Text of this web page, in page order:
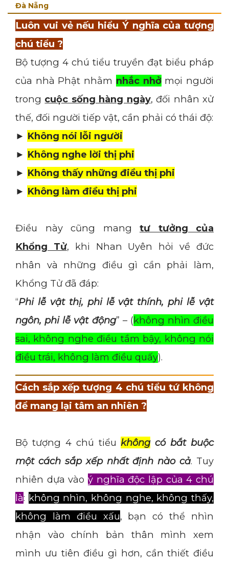
Đà Nẵng
Luôn vui vẻ nếu hiểu Ý nghĩa của tượng
chú tiểu ?
Bộ tượng 4 chú tiểu truyền đạt biểu pháp
của nhà Phật nhằm nhắc nhởmọi người
trong cuộc sống hàng ngày, đối nhân xử
thế, đối người tiếp vật, cần phải có thái độ:
► Không nói lỗi người
► Không nghe lời thị phi
► Không thấy những điều thị phi
► Không làm điều thị phi
Điều này cũng mang tư tưởng của
Khổng Tử, khi Nhan Uyên hỏi về đức
nhân và những điều gì cần phải làm,
Khổng Tử đã đáp:
“Phi lễ vật thị, phi lễ vật thính, phi lễ vật
ngôn, phi lễ vật động” – (không nhìn điều
sai, không nghe điều tầm bậy, không nói
điều trái, không làm điều quấy).
Cách sắp xếp tượng 4 chú tiểu tứ không
để mang lại tâm an nhiên ?
Bộ tượng 4 chú tiểukhôngcó bắt buộc
một cách sắp xếp nhất định nào cả. Tuy
nhiên dựa vào ý nghĩa độc lập của 4 chú
là: không nhìn, không nghe, không thấy,
không làm điều xấu, bạn có thể nhìn
nhận vào chính bản thân mình xem
mình ưu tiên điều gì hơn, cần thiết điều